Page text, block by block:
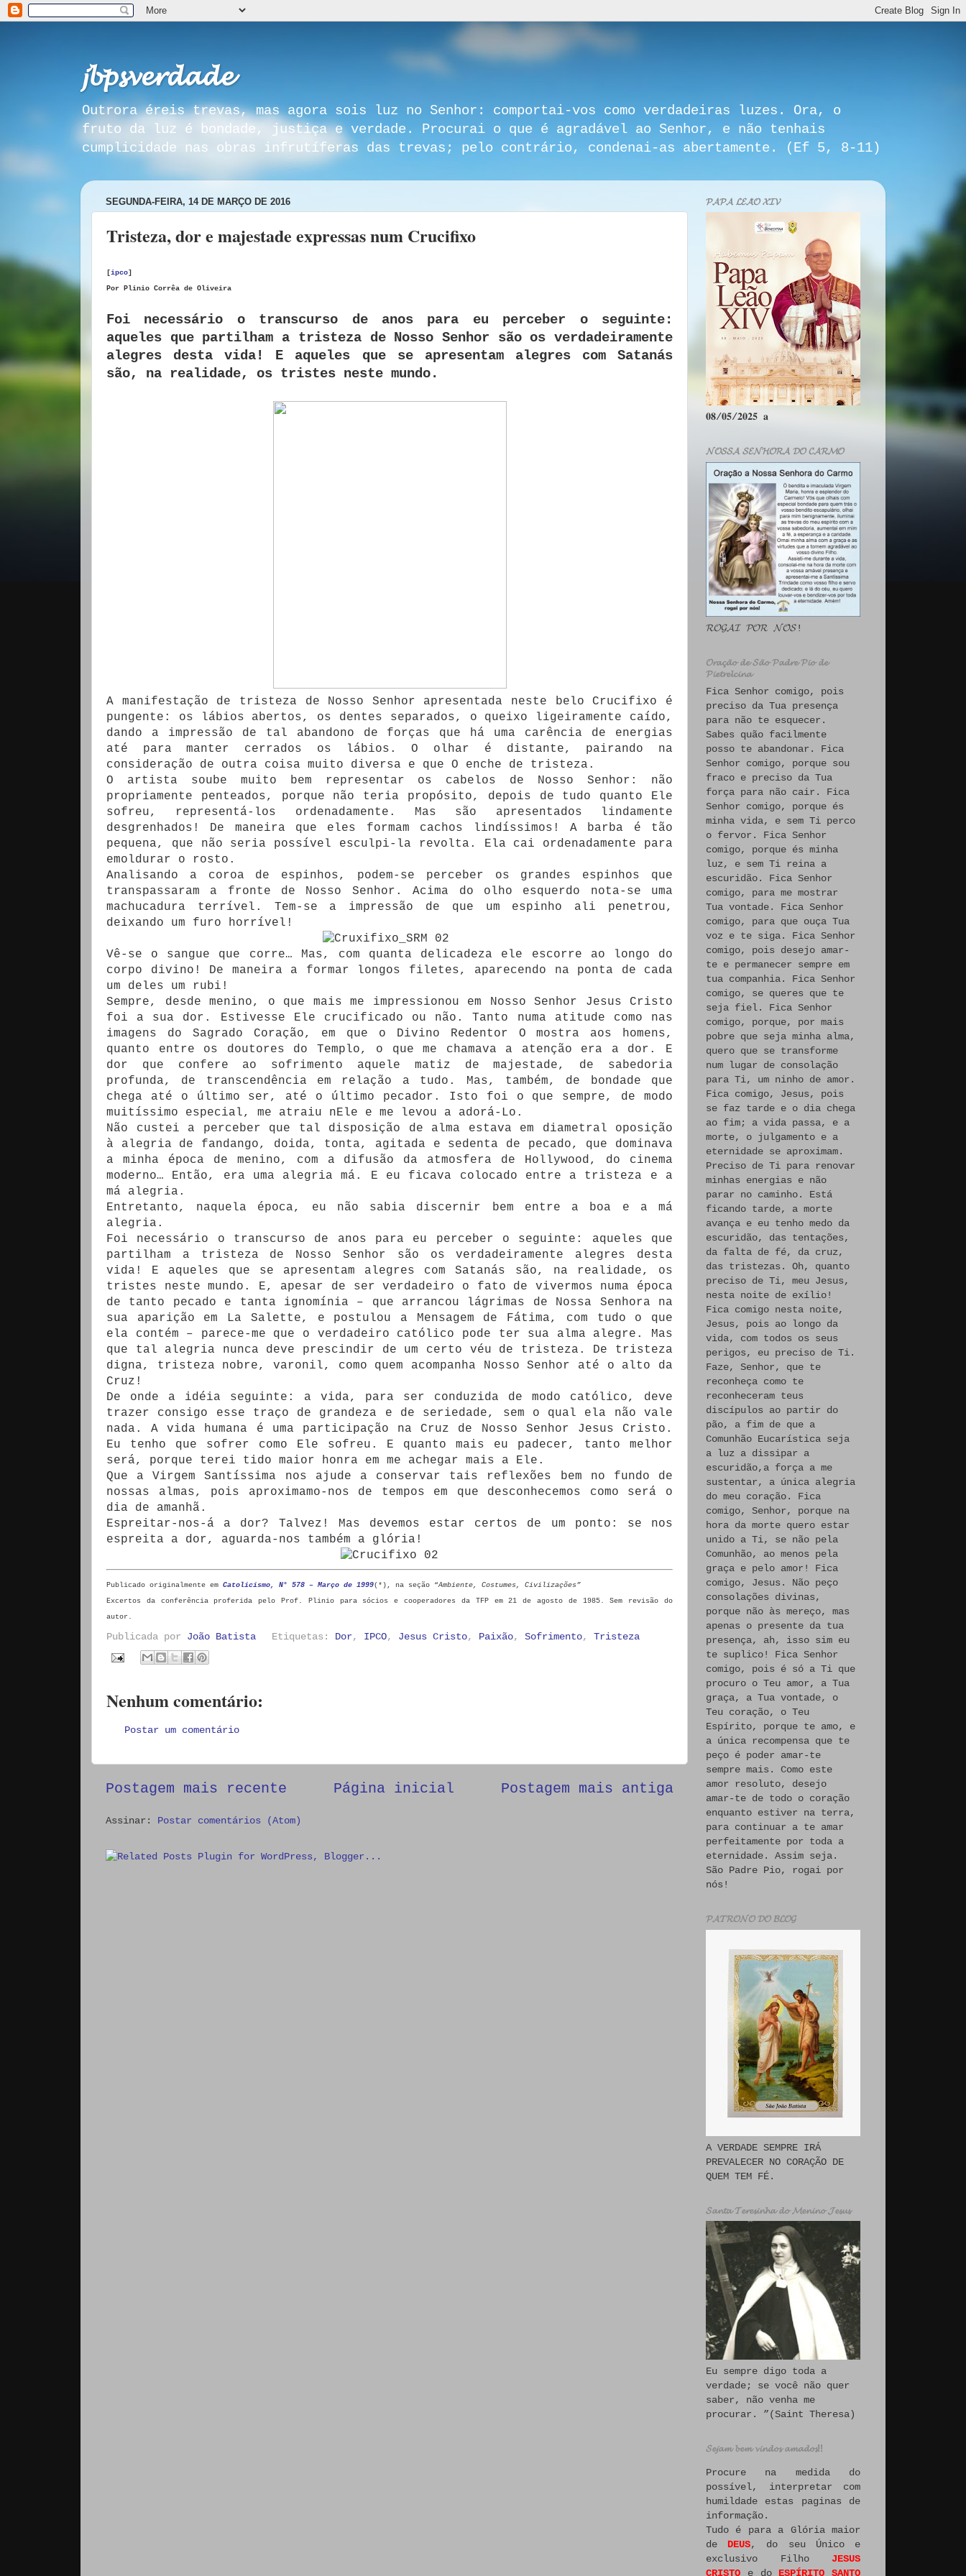
𝓳𝓫𝓹𝓼𝓿𝓮𝓻𝓭𝓪𝓭𝓮
Outrora éreis trevas, mas agora sois luz no Senhor: comportai-vos como verdadeiras luzes. Ora, o
fruto da luz é bondade, justiça e verdade. Procurai o que é agradável ao Senhor, e não tenhais
cumplicidade nas obras infrutíferas das trevas; pelo contrário, condenai-as abertamente. (Ef 5, 8-11)
SEGUNDA-FEIRA, 14 DE MARÇO DE 2016
Tristeza, dor e majestade expressas num Crucifixo
[ipco]
Por
Plinio Corrêa de Oliveira
Foi necessário o transcurso de anos para eu perceber o seguinte:
aqueles que partilham a tristeza de Nosso Senhor são os verdadeiramente
alegres desta vida! E aqueles que se apresentam alegres com Satanás
são, na realidade, os tristes neste mundo.
A manifestação de tristeza de Nosso Senhor apresentada neste belo Crucifixo é
pungente: os lábios abertos, os dentes separados, o queixo ligeiramente caído,
dando a impressão de tal abandono de forças que há uma carência de energias
até para manter cerrados os lábios. O olhar é distante, pairando na
consideração de outra coisa muito diversa e que O enche de tristeza.
O artista soube muito bem representar os cabelos de Nosso Senhor: não
propriamente penteados, porque não teria propósito, depois de tudo quanto Ele
sofreu, representá-los ordenadamente. Mas são apresentados lindamente
desgrenhados! De maneira que eles formam cachos lindíssimos! A barba é tão
pequena, que não seria possível esculpi-la revolta. Ela cai ordenadamente para
emoldurar o rosto.
Analisando a coroa de espinhos, podem-se perceber os grandes espinhos que
transpassaram a fronte de Nosso Senhor. Acima do olho esquerdo nota-se uma
machucadura terrível. Tem-se a impressão de que um espinho ali penetrou,
deixando um furo horrível!
Vê-se o sangue que corre… Mas, com quanta delicadeza ele escorre ao longo do
corpo divino! De maneira a formar longos filetes, aparecendo na ponta de cada
um deles um rubi!
Sempre, desde menino, o que mais me impressionou em Nosso Senhor Jesus Cristo
foi a sua dor. Estivesse Ele crucificado ou não. Tanto numa atitude como nas
imagens do Sagrado Coração, em que o Divino Redentor O mostra aos homens,
quanto entre os doutores do Templo, o que me chamava a atenção era a dor. E
dor que confere ao sofrimento aquele matiz de majestade, de sabedoria
profunda, de transcendência em relação a tudo. Mas, também, de bondade que
chega até o último ser, até o último pecador. Isto foi o que sempre, de modo
muitíssimo especial, me atraiu nEle e me levou a adorá-Lo.
Não custei a perceber que tal disposição de alma estava em diametral oposição
à alegria de fandango, doida, tonta, agitada e sedenta de pecado, que dominava
a minha época de menino, com a difusão da atmosfera de Hollywood, do cinema
moderno… Então, era uma alegria má. E eu ficava colocado entre a tristeza e a
má alegria.
Entretanto, naquela época, eu não sabia discernir bem entre a boa e a má
alegria.
Foi necessário o transcurso de anos para eu perceber o seguinte: aqueles que
partilham a tristeza de Nosso Senhor são os verdadeiramente alegres desta
vida! E aqueles que se apresentam alegres com Satanás são, na realidade, os
tristes neste mundo. E, apesar de ser verdadeiro o fato de vivermos numa época
de tanto pecado e tanta ignomínia – que arrancou lágrimas de Nossa Senhora na
sua aparição em La Salette, e postulou a Mensagem de Fátima, com tudo o que
ela contém – parece-me que o verdadeiro católico pode ter sua alma alegre. Mas
que tal alegria nunca deve prescindir de um certo véu de tristeza. De tristeza
digna, tristeza nobre, varonil, como quem acompanha Nosso Senhor até o alto da
Cruz!
De onde a idéia seguinte: a vida, para ser conduzida de modo católico, deve
trazer consigo esse traço de grandeza e de seriedade, sem o qual ela não vale
nada. A vida humana é uma participação na Cruz de Nosso Senhor Jesus Cristo.
Eu tenho que sofrer como Ele sofreu. E quanto mais eu padecer, tanto melhor
será, porque terei tido maior honra em me achegar mais a Ele.
Que a Virgem Santíssima nos ajude a conservar tais reflexões bem no fundo de
nossas almas, pois aproximamo-nos de tempos em que desconhecemos como será o
dia de amanhã.
Espreitar-nos-á a dor? Talvez! Mas devemos estar certos de um ponto: se nos
espreita a dor, aguarda-nos também a glória!
Publicado originalmente em Catolicismo, N° 578 – Março de 1999(*), na seção “Ambiente, Costumes, Civilizações”
Excertos da conferência proferida pelo Prof. Plinio para sócios e cooperadores da TFP em 21 de agosto de 1985.Sem revisão do
autor.
Publicada por João Batista Etiquetas: Dor, IPCO, Jesus Cristo, Paixão,Sofrimento,Tristeza
Nenhum comentário:
Postar um comentário
Postagem mais recente Postagem mais antiga
Página inicial
Assinar: Postar comentários (Atom)
𝓟𝓐𝓟𝓐 𝓛𝓔𝓐̃𝓞 𝓧𝓘𝓥
𝟎𝟖/𝟎𝟓/𝟐𝟎𝟐𝟓 𝐚
𝓝𝓞𝓢𝓢𝓐 𝓢𝓔𝓝𝓗𝓞𝓡𝓐 𝓓𝓞 𝓒𝓐𝓡𝓜𝓞
𝓡𝓞𝓖𝓐𝓘 𝓟𝓞𝓡 𝓝𝓞́𝓢!
𝓞𝓻𝓪𝓬̧𝓪̃𝓸 𝓭𝓮 𝓢𝓪̃𝓸 𝓟𝓪𝓭𝓻𝓮 𝓟𝓲𝓸 𝓭𝓮
𝓟𝓲𝓮𝓽𝓻𝓮𝓵𝓬𝓲𝓷𝓪
Fica Senhor comigo, pois
preciso da Tua presença
para não te esquecer.
Sabes quão facilmente
posso te abandonar. Fica
Senhor comigo, porque sou
fraco e preciso da Tua
força para não cair. Fica
Senhor comigo, porque és
minha vida, e sem Ti perco
o fervor. Fica Senhor
comigo, porque és minha
luz, e sem Ti reina a
escuridão. Fica Senhor
comigo, para me mostrar
Tua vontade. Fica Senhor
comigo, para que ouça Tua
voz e te siga. Fica Senhor
comigo, pois desejo amar-
te e permanecer sempre em
tua companhia. Fica Senhor
comigo, se queres que te
seja fiel. Fica Senhor
comigo, porque, por mais
pobre que seja minha alma,
quero que se transforme
num lugar de consolação
para Ti, um ninho de amor.
Fica comigo, Jesus, pois
se faz tarde e o dia chega
ao fim; a vida passa, e a
morte, o julgamento e a
eternidade se aproximam.
Preciso de Ti para renovar
minhas energias e não
parar no caminho. Está
ficando tarde, a morte
avança e eu tenho medo da
escuridão, das tentações,
da falta de fé, da cruz,
das tristezas. Oh, quanto
preciso de Ti, meu Jesus,
nesta noite de exílio!
Fica comigo nesta noite,
Jesus, pois ao longo da
vida, com todos os seus
perigos, eu preciso de Ti.
Faze, Senhor, que te
reconheça como te
reconheceram teus
discípulos ao partir do
pão, a fim de que a
Comunhão Eucarística seja
a luz a dissipar a
escuridão,a força a me
sustentar, a única alegria
do meu coração. Fica
comigo, Senhor, porque na
hora da morte quero estar
unido a Ti, se não pela
Comunhão, ao menos pela
graça e pelo amor! Fica
comigo, Jesus. Não peço
consolações divinas,
porque não às mereço, mas
apenas o presente da tua
presença, ah, isso sim eu
te suplico! Fica Senhor
comigo, pois é só a Ti que
procuro o Teu amor, a Tua
graça, a Tua vontade, o
Teu coração, o Teu
Espírito, porque te amo, e
a única recompensa que te
peço é poder amar-te
sempre mais. Como este
amor resoluto, desejo
amar-te de todo o coração
enquanto estiver na terra,
para continuar a te amar
perfeitamente por toda a
eternidade. Assim seja.
São Padre Pio, rogai por
nós!
𝓟𝓐𝓣𝓡𝓞𝓝𝓞 𝓓𝓞 𝓑𝓛𝓞𝓖
A VERDADE SEMPRE IRÁ
PREVALECER NO CORAÇÃO DE
QUEM TEM FÉ.
𝓢𝓪𝓷𝓽𝓪 𝓣𝓮𝓻𝓮𝓼𝓲𝓷𝓱𝓪 𝓭𝓸 𝓜𝓮𝓷𝓲𝓷𝓸 𝓙𝓮𝓼𝓾𝓼
Eu sempre digo toda a
verdade; se você não quer
saber, não venha me
procurar. ”(Saint Theresa)
𝓢𝓮𝓳𝓪𝓶 𝓫𝓮𝓶 𝓿𝓲𝓷𝓭𝓸𝓼 𝓪𝓶𝓪𝓭𝓸𝓼!!
Procure na medida do
possível, interpretar com
humildade estas paginas de
informação.
Tudo é para a Glória maior
de DEUS, do seu Único e
exclusivo Filho JESUS
CRISTO e do ESPÍRITO SANTO